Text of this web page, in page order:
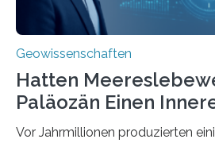
Geowissenschaften
Hatten
Paläozän Einen
Vor Jahrmillionen produzierten